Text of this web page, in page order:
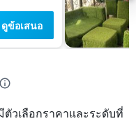
ดูข้อเสนอ
วเลือกราคาและระดับที่